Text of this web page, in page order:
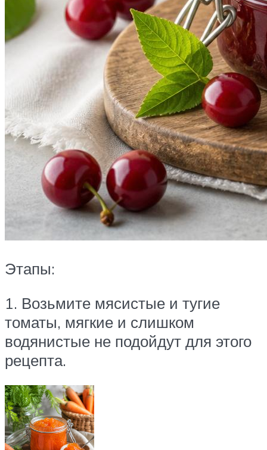
Этапы:
1. Возьмите мясистые и тугие
томаты, мягкие и слишком
водянистые не подойдут для этого
рецепта.